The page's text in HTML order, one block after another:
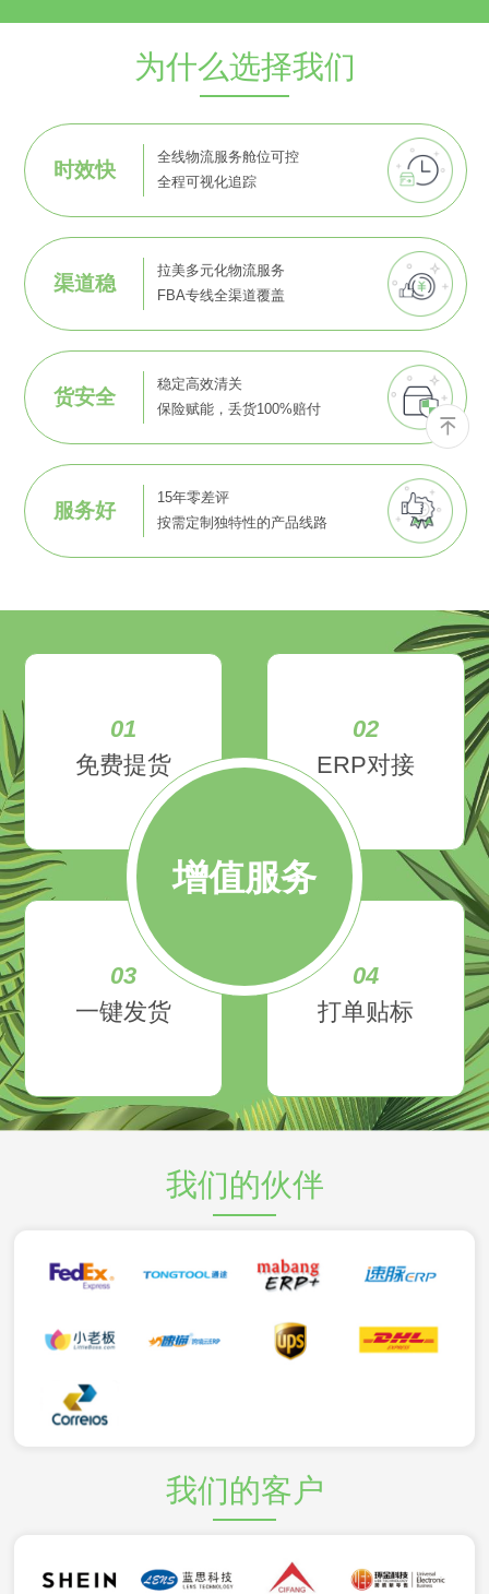
为什么选择我们
时效快
全线物流服务舱位可控
全程可视化追踪
渠道稳
拉美多元化物流服务
FBA专线全渠道覆盖
货安全
稳定高效清关
保险赋能，丢货100%赔付
服务好
15年零差评
按需定制独特性的产品线路
增值服务
01
免费提货
02
ERP对接
03
一键发货
04
打单贴标
我们的伙伴
我们的客户